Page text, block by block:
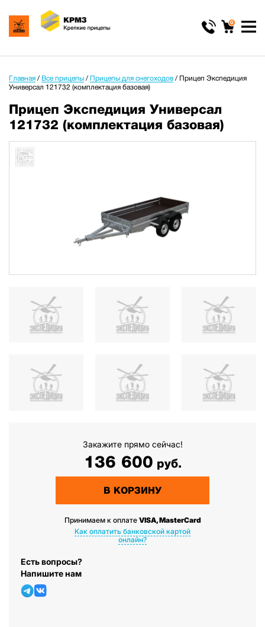
0
Главная / Все прицепы / Прицепы для снегоходов / Прицеп Экспедиция
Универсал 121732 (комплектация базовая)
Прицеп Экспедиция Универсал
121732 (комплектация базовая)
Закажите прямо сейчас!
136 600 руб.
В КОРЗИНУ
Принимаем к оплате VISA, MasterCard
Как оплатить банковской картой
онлайн?
Есть вопросы?
Напишите нам